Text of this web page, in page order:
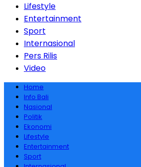
Lifestyle
Entertainment
Sport
Internasional
Pers Rilis
Video
Home
Info Bali
Nasional
Politik
Ekonomi
Lifestyle
Entertainment
Sport